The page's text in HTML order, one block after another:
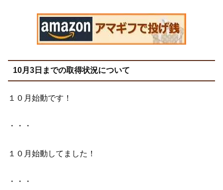
10月3日までの取得状況について
１０月始動です！
・・・
１０月始動してました！
・・・